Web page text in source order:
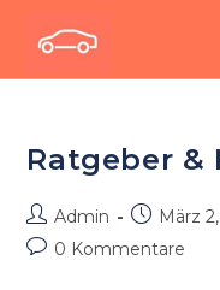
Inhalt
springen
Ratgeber &
Beitrags-
Autor:
Admin
Beitrag
März
Beitrags-
0 Kommentare